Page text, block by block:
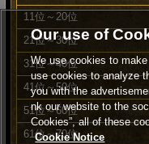
11位～20位
21位～30位
31位～40位
41位～50位
51位～60位
61位～70位
Our use of
We use cookies to
use cookies to analyze
you with the
nk our website to the
Cookies”, all of these
Cookie Notice